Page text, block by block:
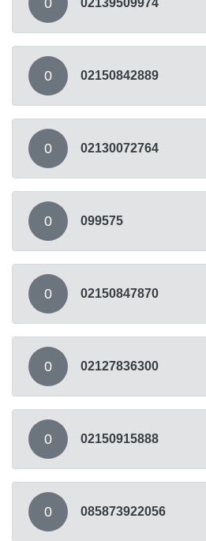
0 02139509974
0 02150842889
0 02130072764
0 099575
0 02150847870
0 02127836300
0 02150915888
0 085873922056